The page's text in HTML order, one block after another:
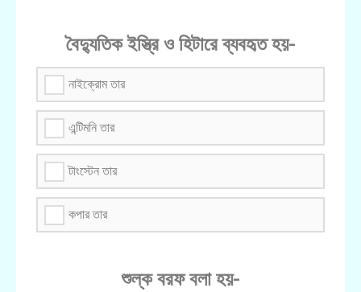
বৈদ্যুতিক ইস্ত্রি ও হিটারে ব্যবহৃত হয়-
নাইক্রোম তার
এন্টিমনি তার
টাংস্টেন তার
কপার তার
শুল্ক বরফ বলা হয়-